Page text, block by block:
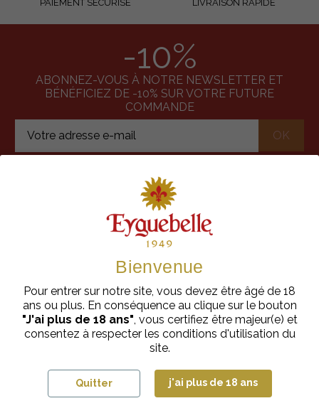
PAIEMENT SÉCURISÉ LIVRAISON RAPIDE
-10%
ABONNEZ-VOUS À NOTRE NEWSLETTER ET
BÉNÉFICIEZ DE -10% SUR VOTRE FUTURE
COMMANDE
Votre adresse email sera utilisée uniquement pour vous envoyer nos
newsletters et offres promotionnelles. Vous pouvez vous désabonner à tout
moment en utilisant le lien de désabonnement intégré à la newsletter. Pour
en savoir plus sur l'utilisation de vos données personnelles,
Domaine Eyguebelle
3 chemin de la Méjeonne
NOUS CONTACTER
Bienvenue
Pour entrer sur notre site, vous devez être âgé de 18
ans ou plus. En conséquence au clique sur le bouton
"J'ai plus de 18 ans", vous certifiez être majeur(e) et
consentez à respecter les conditions d'utilisation du
site.
Quitter j'ai plus de 18 ans